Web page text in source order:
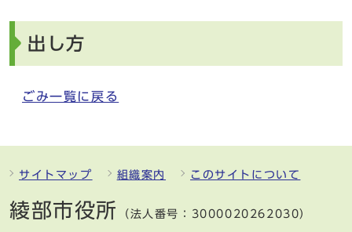
出し方
ごみ一覧に戻る
サイトマップ 組織案内 このサイトについて
綾部市役所 （法人番号：3000020262030）